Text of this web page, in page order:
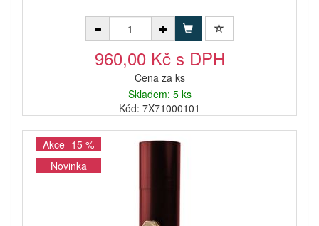
960,00 Kč s DPH
Cena za ks
Skladem: 5 ks
Kód: 7X71000101
Akce -15 %
Novinka